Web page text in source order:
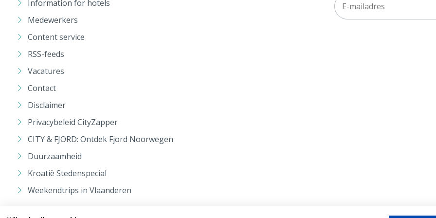
Information for hotels
Medewerkers
Content service
RSS-feeds
Vacatures
Contact
Disclaimer
Privacybeleid CityZapper
CITY & FJORD: Ontdek Fjord Noorwegen
Duurzaamheid
Kroatië Stedenspecial
Weekendtrips in Vlaanderen